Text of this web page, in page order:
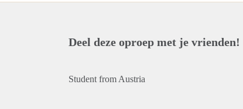
Deel deze oproep met je vrienden!
Student from Austria